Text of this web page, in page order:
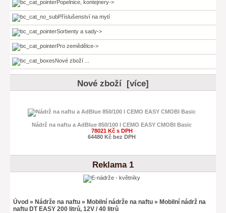
Popelnice, kontejnery->
Příslušenství na mytí
Sorbenty a sady->
Pro zemědělce->
Nové zboží ...
Nové zboží [více]
Nádrž na naftu a AdBlue 850/100 l CEMO EASY CMOBI Basic
78021 Kč s DPH
64480 Kč bez DPH
Reklama 1
Úvod » Nádrže na naftu » Mobilní nádrže na naftu » Mobilní nádrž na
naftu DT EASY 200 litrů, 12V / 40 litrů